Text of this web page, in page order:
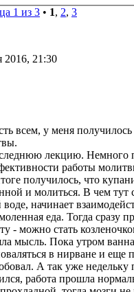
1 из 3 • 1, 2, 3
2016, 21:30
всем, у меня
лекцию. Немного
работы
получилось, что
и молиться. В чем
начинает
еда. Тогда
- можно стать
мысль. Пока утром ванна
в нирване и еще
А так уже
работа прошла